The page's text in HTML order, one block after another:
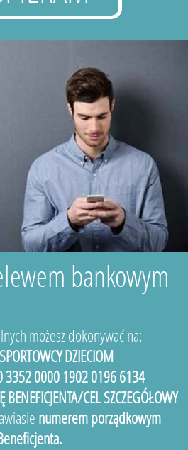
bankowym
możesz dokonywać na:
DZIECIOM
3352 0000 1902 0196 6134
BENEFICJENTA/CEL SZCZEGÓŁOWY
numerem porządkowym